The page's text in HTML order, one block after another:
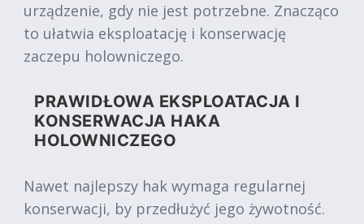
urządzenie, gdy nie jest potrzebne. Znacząco
to ułatwia eksploatację i konserwację
zaczepu holowniczego.
PRAWIDŁOWA EKSPLOATACJA I
KONSERWACJA HAKA
HOLOWNICZEGO
Nawet najlepszy hak wymaga regularnej
konserwacji, by przedłużyć jego żywotność.